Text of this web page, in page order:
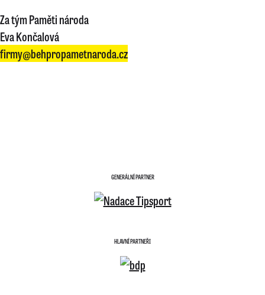
Za tým Paměti národa
Eva Končalová
firmy@behpropametnaroda.cz
GENERÁLNÍ PARTNER
HLAVNÍ PARTNEŘI